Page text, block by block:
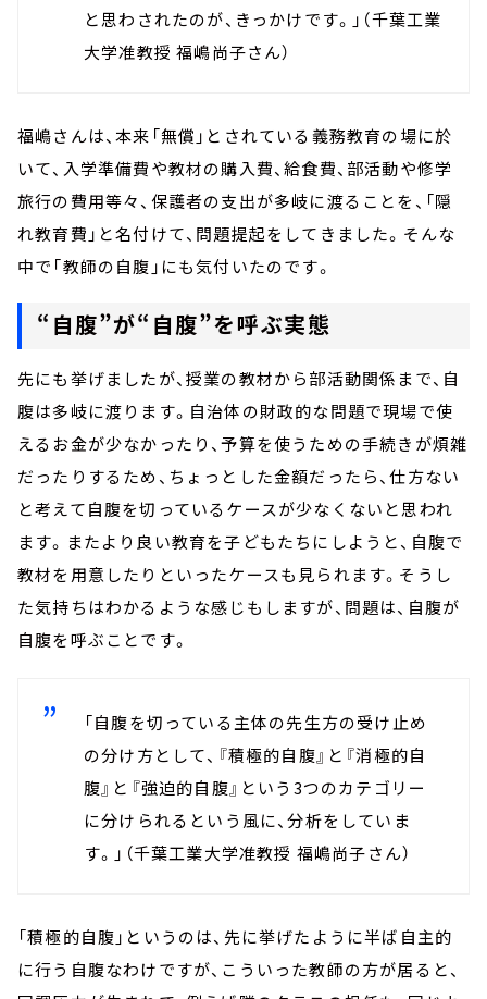
と思わされたのが、きっかけです。」（千葉工業
大学准教授 福嶋尚子さん）
福嶋さんは、本来「無償」とされている義務教育の場に於
いて、入学準備費や教材の購入費、給食費、部活動や修学
旅行の費用等々、保護者の支出が多岐に渡ることを、「隠
れ教育費」と名付けて、問題提起をしてきました。そんな
中で「教師の自腹」にも気付いたのです。
“自腹”が“自腹”を呼ぶ実態
先にも挙げましたが、授業の教材から部活動関係まで、自
腹は多岐に渡ります。自治体の財政的な問題で現場で使
えるお金が少なかったり、予算を使うための手続きが煩雑
だったりするため、ちょっとした金額だったら、仕方ない
と考えて自腹を切っているケースが少なくないと思われ
ます。またより良い教育を子どもたちにしようと、自腹で
教材を用意したりといったケースも見られます。そうし
た気持ちはわかるような感じもしますが、問題は、自腹が
自腹を呼ぶことです。
「自腹を切っている主体の先生方の受け止め
の分け方として、『積極的自腹』と『消極的自
腹』と『強迫的自腹』という3つのカテゴリー
に分けられるという風に、分析をしていま
す。」（千葉工業大学准教授 福嶋尚子さん）
「積極的自腹」というのは、先に挙げたように半ば自主的
に行う自腹なわけですが、こういった教師の方が居ると、